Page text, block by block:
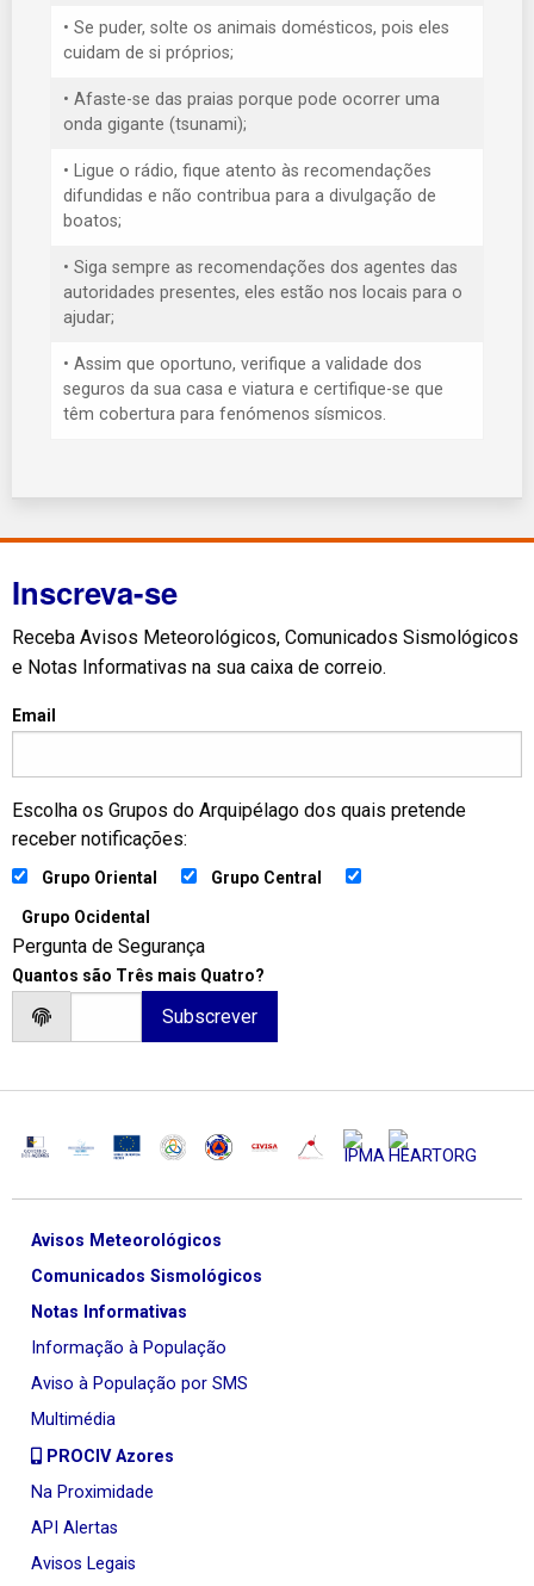
• Se puder, solte os animais domésticos, pois eles
cuidam de si próprios;
• Afaste-se das praias porque pode ocorrer uma
onda gigante (tsunami);
• Ligue o rádio, fique atento às recomendações
difundidas e não contribua para a divulgação de
boatos;
• Siga sempre as recomendações dos agentes das
autoridades presentes, eles estão nos locais para o
ajudar;
• Assim que oportuno, verifique a validade dos
seguros da sua casa e viatura e certifique-se que
têm cobertura para fenómenos sísmicos.
Inscreva-se
Receba Avisos Meteorológicos, Comunicados Sismológicos
e Notas Informativas na sua caixa de correio.
Email
Escolha os Grupos do Arquipélago dos quais pretende
receber notificações:
Grupo Oriental Grupo Central
Grupo Ocidental
Pergunta de Segurança
Quantos são Três mais Quatro?
Avisos Meteorológicos
Comunicados Sismológicos
Notas Informativas
Informação à População
Aviso à População por SMS
Multimédia
PROCIV Azores
Na Proximidade
API Alertas
Avisos Legais